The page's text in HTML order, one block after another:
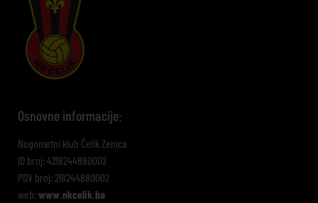
Osnovne informacije:
Nogometni klub Čelik Zenica
ID broj: 4218244880002
PDV broj: 218244880002
web: www.nkcelik.ba